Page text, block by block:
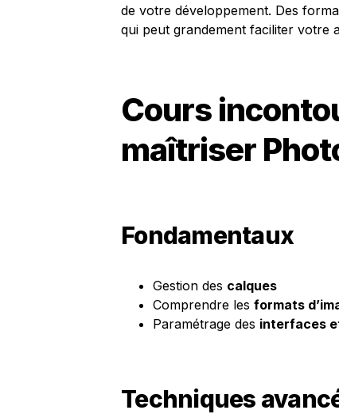
de votre développement. Des
qui peut grandement faciliter votre
Cours
maîtriser
Fondamentaux
Gestion des calques
Comprendre les formats
Paramétrage des interfaces
Techniques